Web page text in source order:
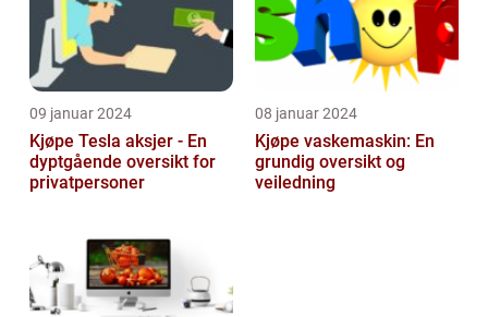
09 januar 2024
Kjøpe Tesla aksjer - En
dyptgående oversikt for
privatpersoner
08 januar 2024
Kjøpe vaskemaskin: En
grundig oversikt og
veiledning